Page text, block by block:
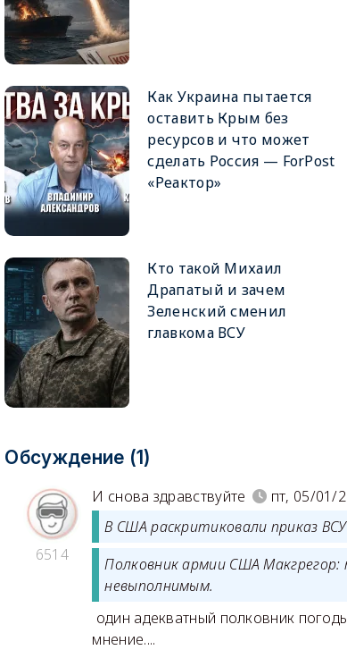
Как Украина пытается
оставить Крым без
ресурсов и что может
сделать Россия — ForPost
«Реактор»
Кто такой Михаил
Драпатый и зачем
Зеленский сменил
главкома ВСУ
Обсуждение (1)
6514
И снова здравствуйте
пт, 05/01/
В США раскритиковали приказ
Полковник армии США
невыполнимым.
один адекватный полковник
мнение....